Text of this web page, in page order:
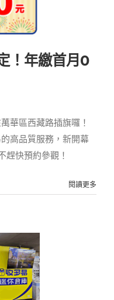
！年繳首月0
華區西藏路插旗囉！
高品質服務，新開幕
趕快預約參觀！
閱讀更多